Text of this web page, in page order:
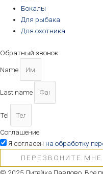
Бокалы
Для рыбака
Для охотника
Обратный звонок
Name
Last name
Tel
Соглашение
Я согласен на обработку
ПЕРЕЗВОНИТЕ МНЕ